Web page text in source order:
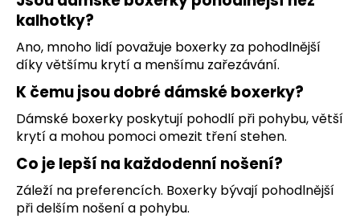
kalhotky?
Ano, mnoho lidí považuje boxerky za pohodlnější
díky většímu krytí a menšímu zařezávání.
K čemu jsou dobré dámské boxerky?
Dámské boxerky poskytují pohodlí při pohybu, větší
krytí a mohou pomoci omezit tření stehen.
Co je lepší na každodenní nošení?
Záleží na preferencích. Boxerky bývají pohodlnější
při delším nošení a pohybu.